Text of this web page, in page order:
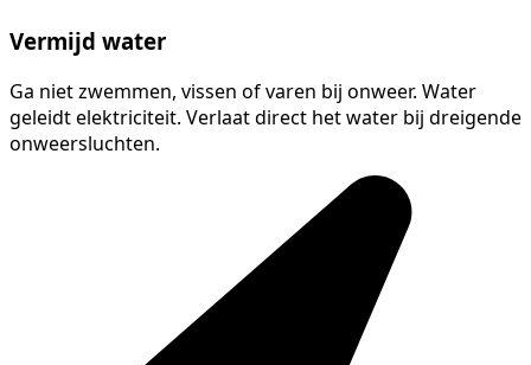
Vermijd water
Ga niet zwemmen, vissen of varen bij onweer. Water
geleidt elektriciteit. Verlaat direct het water bij dreigende
onweersluchten.